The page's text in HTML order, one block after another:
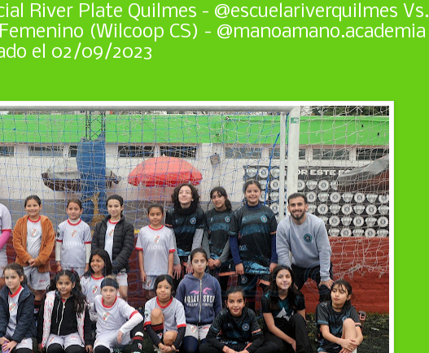
River Plate Quilmes - @escuelariverquilmes Vs.
(Wilcoop CS) - @manoamano.academia |
el 02/09/2023